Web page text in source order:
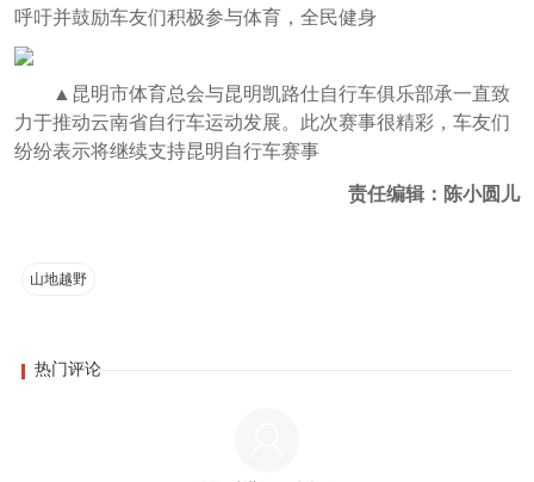
呼吁并鼓励车友们积极参与体育，全民健身
▲ 昆明市体育总会与昆明凯路仕自行车俱乐部承一直致
力于推动云南省自行车运动发展。此次赛事很精彩，车友们
纷纷表示将继续支持昆明自行车赛事
责任编辑：陈小圆儿
山地越野
热门评论